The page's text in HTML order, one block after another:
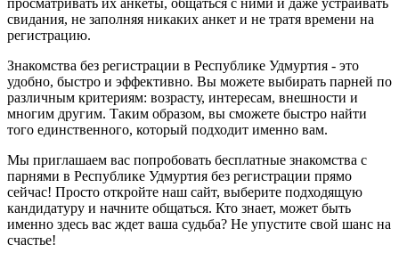
свидания, не заполняя никаких анкет и не тратя времени на
регистрацию.
Знакомства без регистрации в Республике Удмуртия - это
удобно, быстро и эффективно. Вы можете выбирать парней по
различным критериям: возрасту, интересам, внешности и
многим другим. Таким образом, вы сможете быстро найти
того единственного, который подходит именно вам.
Мы приглашаем вас попробовать бесплатные знакомства с
парнями в Республике Удмуртия без регистрации прямо
сейчас! Просто откройте наш сайт, выберите подходящую
кандидатуру и начните общаться. Кто знает, может быть
именно здесь вас ждет ваша судьба? Не упустите свой шанс на
счастье!